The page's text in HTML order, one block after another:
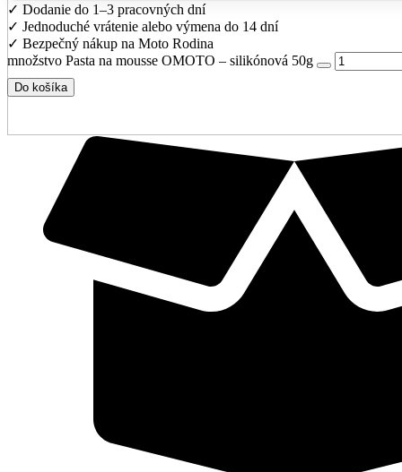
✓ Dodanie do 1–3 pracovných dní
✓ Jednoduché vrátenie alebo výmena do 14 dní
✓ Bezpečný nákup na Moto Rodina
množstvo Pasta na mousse OMOTO – silikónová 50g
Do košíka